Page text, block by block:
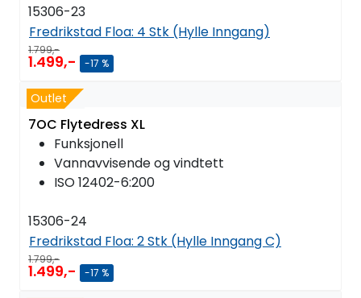
15306-23
Fredrikstad Floa: 4 Stk (Hylle Inngang)
1.799,-
1.499,- -17 %
Outlet
7OC Flytedress XL
Funksjonell
Vannavvisende og vindtett
ISO 12402-6:200
15306-24
Fredrikstad Floa: 2 Stk (Hylle Inngang C)
1.799,-
1.499,- -17 %